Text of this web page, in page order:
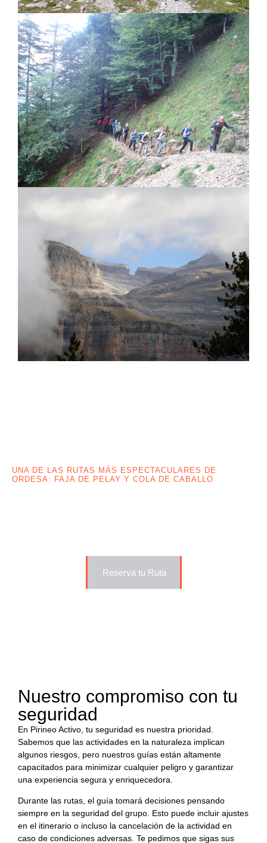
UNA DE LAS RUTAS MÁS ESPECTACULARES DE
ORDESA: FAJA DE PELAY Y COLA DE CABALLO
Reserva tu Ruta
Nuestro compromiso con tu
seguridad
En Pirineo Activo, tu seguridad es nuestra prioridad.
Sabemos que las actividades en la naturaleza implican
algunos riesgos, pero nuestros guías están altamente
capacitados para minimizar cualquier peligro y garantizar
una experiencia segura y enriquecedora.
Durante las rutas, el guía tomará decisiones pensando
siempre en la seguridad del grupo. Esto puede incluir ajustes
en el itinerario o incluso la cancelación de la actividad en
caso de condiciones adversas. Te pedimos que sigas sus